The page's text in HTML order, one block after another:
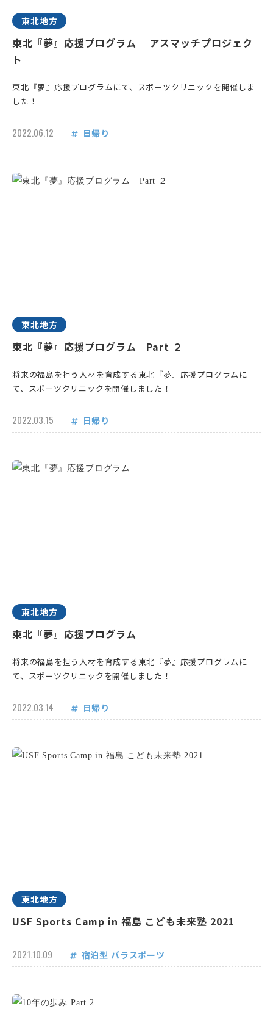
東北地方
東北『夢』応援プログラム アスマッチプロジェク
ト
東北『夢』応援プログラムにて、スポーツクリニックを開催しま
した！
2022.06.12 日帰り
東北地方
東北『夢』応援プログラム Part ２
将来の福島を担う人材を育成する東北『夢』応援プログラムに
て、スポーツクリニックを開催しました！
2022.03.15 日帰り
東北地方
東北『夢』応援プログラム
将来の福島を担う人材を育成する東北『夢』応援プログラムに
て、スポーツクリニックを開催しました！
2022.03.14 日帰り
東北地方
USF Sports Camp in 福島 こども未来塾 2021
2021.10.09 宿泊型 パラスポーツ